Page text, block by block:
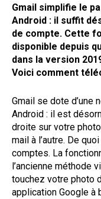
Gmail simplifie le
Android : il suffit
de compte. Cette
disponible depuis
dans la version
Voici comment
Gmail se dote d’une
Android : il est
droite sur votre
mail à l’autre. De
comptes. La
l’ancienne méthode
touchez votre photo
application Google à